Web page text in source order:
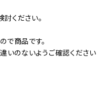
ください。
商品です。
いのないようご確認ください